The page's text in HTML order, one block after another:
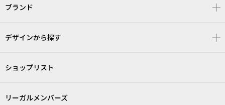
ブランド
デザインから探す
ショップリスト
リーガルメンバーズ